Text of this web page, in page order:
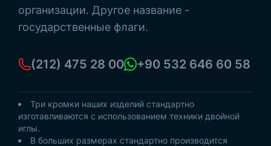
организации. Другое название -
государственные флаги.
(212) 475 28 00 +90 532 646 60 58
Три кромки наших изделий стандартно
изготавливаются с использованием техники двойной
иглы.
В больших размерах стандартно производится